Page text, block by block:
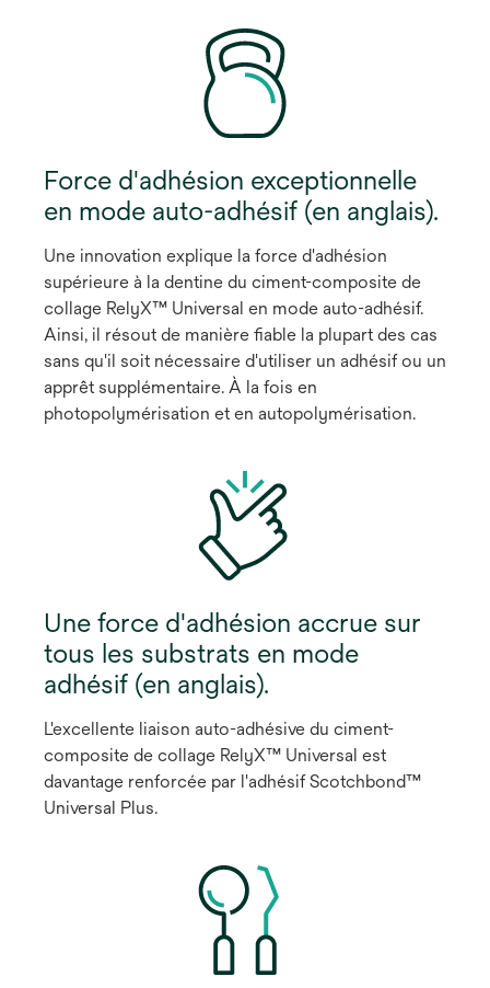
Force d'adhésion exceptionnelle
en mode auto-adhésif (en anglais).
Une innovation explique la force d'adhésion
supérieure à la dentine du ciment-composite de
collage RelyX™ Universal en mode auto-adhésif.
Ainsi, il résout de manière fiable la plupart des cas
sans qu'il soit nécessaire d'utiliser un adhésif ou un
apprêt supplémentaire. À la fois en
photopolymérisation et en autopolymérisation.
Une force d'adhésion accrue sur
tous les substrats en mode
adhésif (en anglais).
L'excellente liaison auto-adhésive du ciment-
composite de collage RelyX™ Universal est
davantage renforcée par l'adhésif Scotchbond™
Universal Plus.